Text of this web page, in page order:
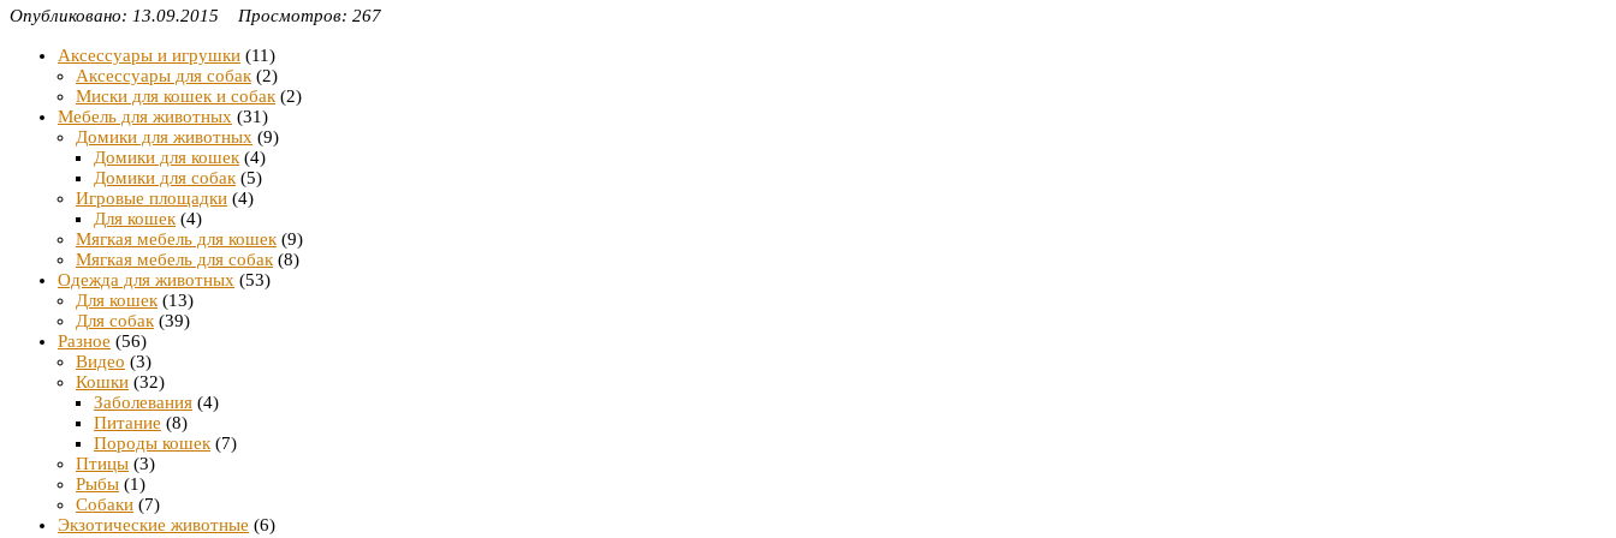
Опубликовано: 13.09.2015 Просмотров: 267
Аксессуары и игрушки (11)
Аксессуары для собак (2)
Миски для кошек и собак (2)
Мебель для животных (31)
Домики для животных (9)
Домики для кошек (4)
Домики для собак (5)
Игровые площадки (4)
Для кошек (4)
Мягкая мебель для кошек (9)
Мягкая мебель для собак (8)
Одежда для животных (53)
Для кошек (13)
Для собак (39)
Разное (56)
Видео (3)
Кошки (32)
Заболевания (4)
Питание (8)
Породы кошек (7)
Птицы (3)
Рыбы (1)
Собаки (7)
Экзотические животные (6)